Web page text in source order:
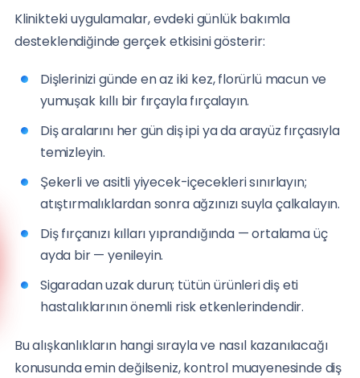
Klinikteki uygulamalar, evdeki günlük bakımla
desteklendiğinde gerçek etkisini gösterir:
Dişlerinizi günde en az iki kez, florürlü macun ve
yumuşak kıllı bir fırçayla fırçalayın.
Diş aralarını her gün diş ipi ya da arayüz fırçasıyla
temizleyin.
Şekerli ve asitli yiyecek-içecekleri sınırlayın;
atıştırmalıklardan sonra ağzınızı suyla çalkalayın.
Diş fırçanızı kılları yıprandığında — ortalama üç
ayda bir — yenileyin.
Sigaradan uzak durun; tütün ürünleri diş eti
hastalıklarının önemli risk etkenlerindendir.
Bu alışkanlıkların hangi sırayla ve nasıl kazanılacağı
konusunda emin değilseniz, kontrol muayenesinde diş
Anadolu Yakası
(0216) 648 22 80
Avrupa Yakası